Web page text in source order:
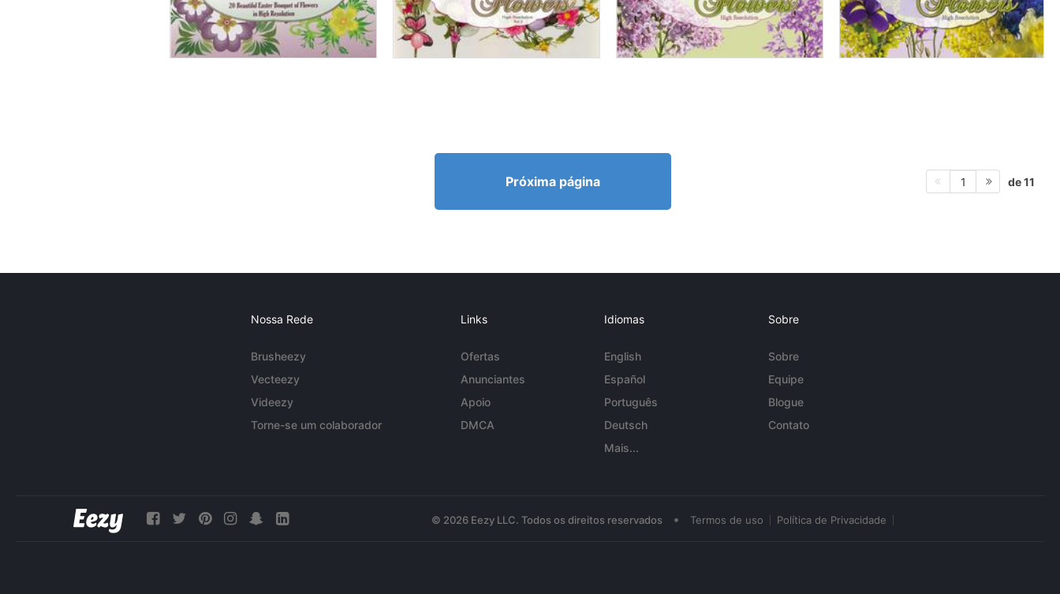
Próxima página 1 de 11
Nossa Rede
Brusheezy
Vecteezy
Videezy
Torne-se um colaborador
Links
Ofertas
Anunciantes
Apoio
DMCA
Idiomas
English
Español
Português
Deutsch
Mais...
Sobre
Sobre
Equipe
Blogue
Contato
© 2026 Eezy LLC. Todos os direitos reservados • Termos de uso Política de Privacidade